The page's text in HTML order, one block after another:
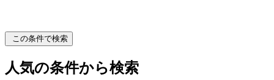
この条件で検索
人気の条件から検索